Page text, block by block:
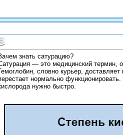
знать сатурацию?
— это медицинский термин,
словно курьер,
нормально
нужно быстро.